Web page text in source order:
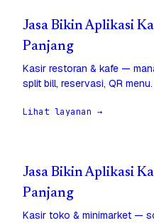
Jasa Bikin Aplikasi
Panjang
Kasir restoran & kafe —
split bill, reservasi, QR menu.
Lihat layanan →
Jasa Bikin Aplikasi
Panjang
Kasir toko & minimarket —